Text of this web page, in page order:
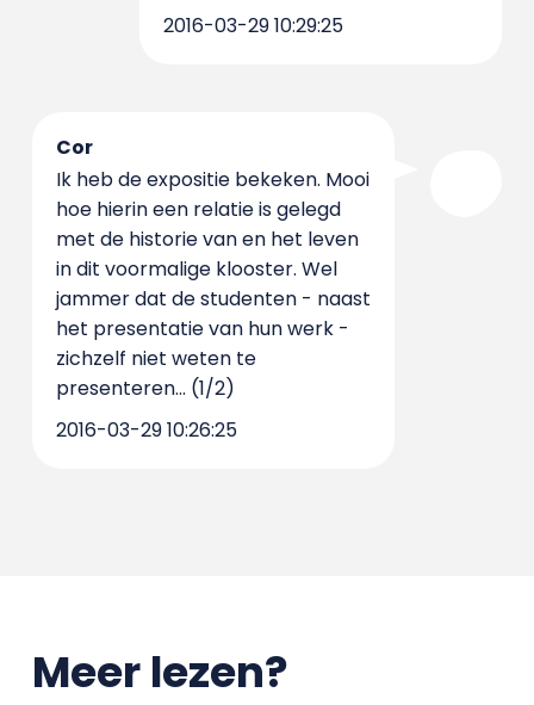
2016-03-29 10:29:25
Cor
Ik heb de expositie bekeken. Mooi
hoe hierin een relatie is gelegd
met de historie van en het leven
in dit voormalige klooster. Wel
jammer dat de studenten - naast
het presentatie van hun werk -
zichzelf niet weten te
presenteren... (1/2)
2016-03-29 10:26:25
Meer lezen?